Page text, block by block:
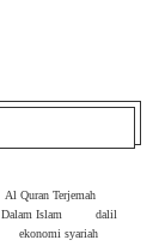
Al Quran Terjemah
Dalam Islam
dalil
ekonomi syariah